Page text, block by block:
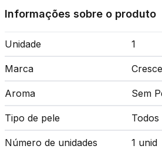
Informações sobre o produto
Unidade 1
Marca
Aroma Sem
Tipo de pele Todos
Número de unidades 1 unid